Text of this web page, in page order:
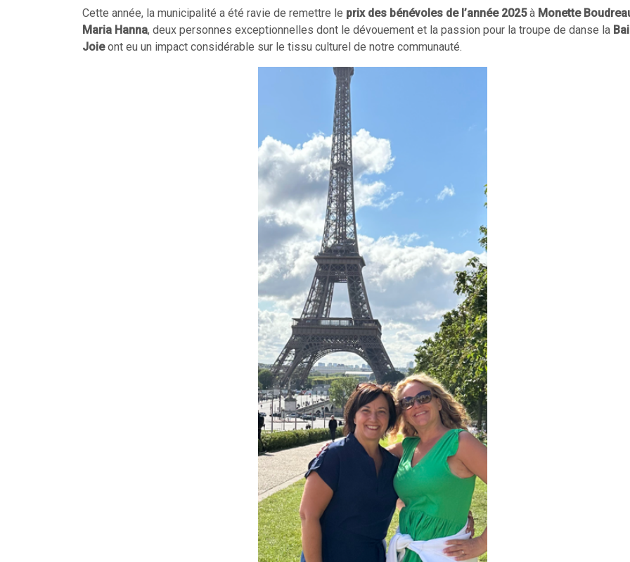
Cette année, la municipalité a été ravie de remettre le prix des bénévoles de l’année 2025à Monette
Maria Hanna, deux personnes exceptionnelles dont le dévouement et la passion pour la troupe de danse la
Joieont eu un impact considérable sur le tissu culturel de notre communauté.